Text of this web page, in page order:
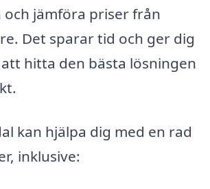
jämföra priser från
Det sparar tid och ger dig
hitta den bästa lösningen
kan hjälpa dig med en rad
inklusive: